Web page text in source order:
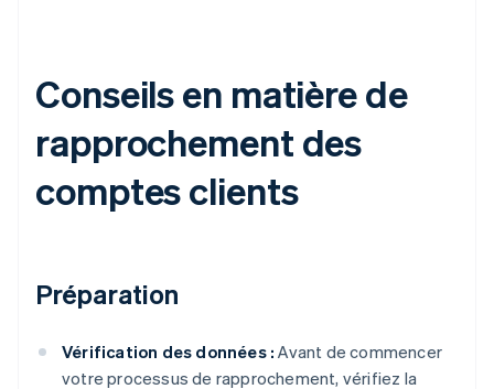
Conseils en matière de
rapprochement des
comptes clients
Préparation
Vérification des données : Avant de commencer
votre processus de rapprochement, vérifiez la